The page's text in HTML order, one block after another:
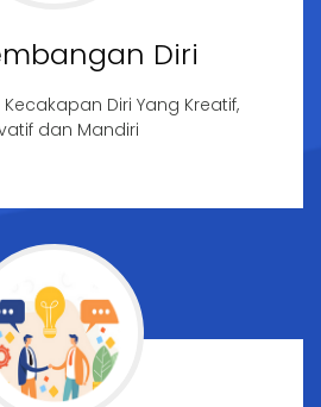
Diri
Diri Yang Kreatif,
dan Mandiri